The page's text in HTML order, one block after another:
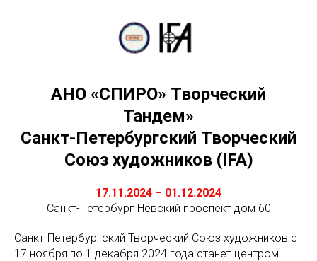
АНО «СПИРО» Творческий
Тандем»
Санкт-Петербургский Творческий
Союз художников (IFA)
17.11.2024 – 01.12.2024
Санкт-Петербург Невский проспект дом 60
Санкт-Петербургский Творческий Союз художников с
17 ноября по 1 декабря 2024 года станет центром